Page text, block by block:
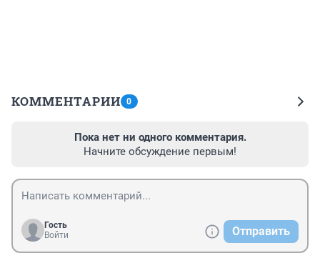
КОММЕНТАРИИ 0
Пока нет ни одного комментария.
Начните обсуждение первым!
Гость
Войти
Отправить